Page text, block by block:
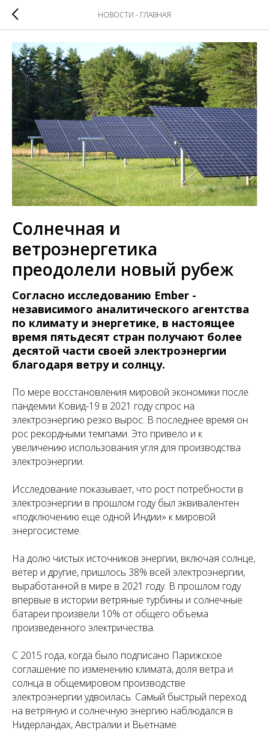
НОВОСТИ - ГЛАВНАЯ
Солнечная и
ветроэнергетика
преодолели новый рубеж
Согласно исследованию Ember -
независимого аналитического агентства
по климату и энергетике, в настоящее
время пятьдесят стран получают более
десятой части своей электроэнергии
благодаря ветру и солнцу.
По мере восстановления мировой экономики после
пандемии Ковид-19 в 2021 году спрос на
электроэнергию резко вырос. В последнее время он
рос рекордными темпами. Это привело и к
увеличению использования угля для производства
электроэнергии.
Исследование показывает, что рост потребности в
электроэнергии в прошлом году был эквивалентен
«подключению еще одной Индии» к мировой
энергосистеме.
На долю чистых источников энергии, включая солнце,
ветер и другие, пришлось 38% всей электроэнергии,
выработанной в мире в 2021 году. В прошлом году
впервые в истории ветряные турбины и солнечные
батареи произвели 10% от общего объема
произведенного электричества.
С 2015 года, когда было подписано Парижское
соглашение по изменению климата, доля ветра и
солнца в общемировом производстве
электроэнергии удвоилась. Самый быстрый переход
на ветряную и солнечную энергию наблюдался в
Нидерландах, Австралии и Вьетнаме.